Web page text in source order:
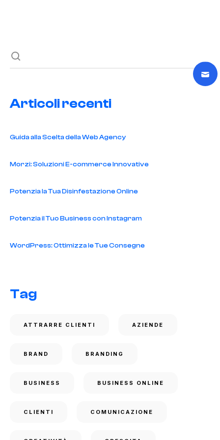
Articoli recenti
Guida alla Scelta della Web Agency
Morzi: Soluzioni E-commerce Innovative
Potenzia la Tua Disinfestazione Online
Potenzia il Tuo Business con Instagram
WordPress: Ottimizza le Tue Consegne
Tag
ATTRARRE CLIENTI AZIENDE
BRAND BRANDING
BUSINESS BUSINESS ONLINE
CLIENTI COMUNICAZIONE